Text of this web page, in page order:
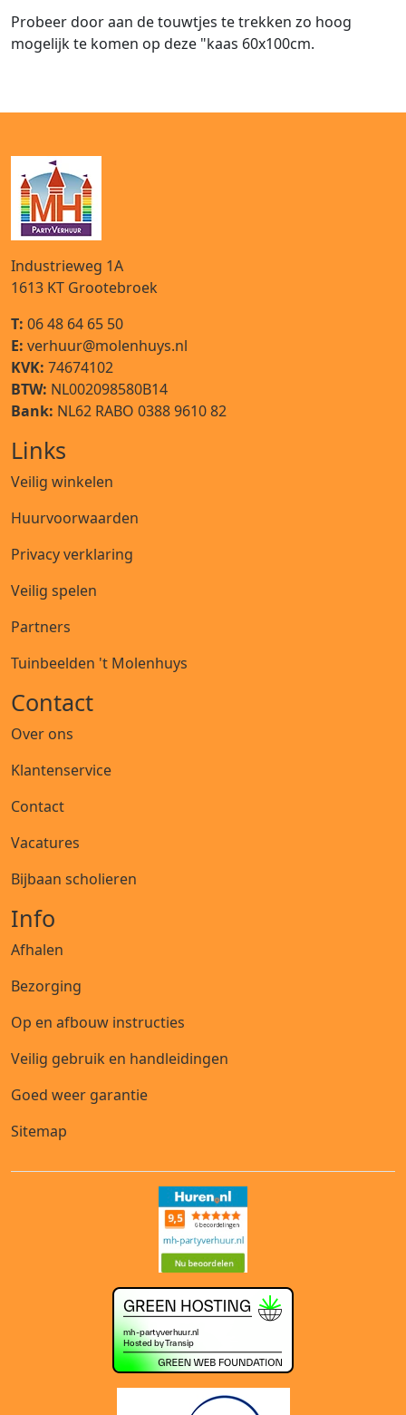
Probeer door aan de touwtjes te trekken zo hoog
mogelijk te komen op deze "kaas 60x100cm.
Industrieweg 1A
1613 KT Grootebroek
T: 06 48 64 65 50
E: verhuur@molenhuys.nl
KVK: 74674102
BTW: NL002098580B14
Bank: NL62 RABO 0388 9610 82
Links
Veilig winkelen
Huurvoorwaarden
Privacy verklaring
Veilig spelen
Partners
Tuinbeelden 't Molenhuys
Contact
Over ons
Klantenservice
Contact
Vacatures
Bijbaan scholieren
Info
Afhalen
Bezorging
Op en afbouw instructies
Veilig gebruik en handleidingen
Goed weer garantie
Sitemap